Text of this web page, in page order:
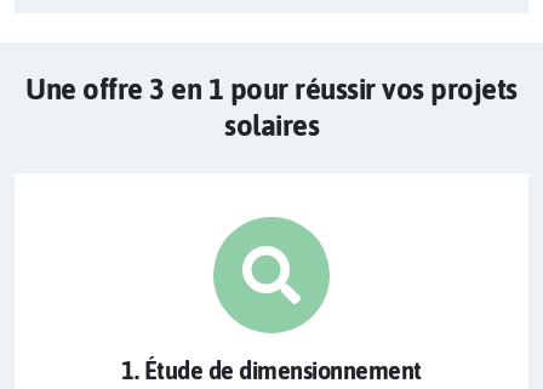
Une offre 3 en 1 pour réussir vos projets
solaires
1. Étude de dimensionnement